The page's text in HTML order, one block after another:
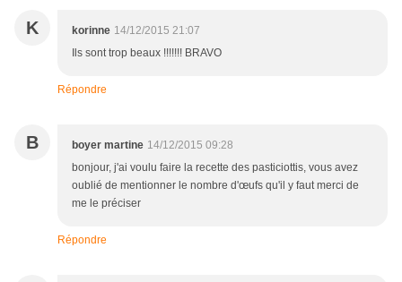
K korinne 14/12/2015 21:07
Ils sont trop beaux !!!!!!! BRAVO
Répondre
B boyer martine 14/12/2015 09:28
bonjour, j'ai voulu faire la recette des pasticiottis, vous avez
oublié de mentionner le nombre d'œufs qu'il y faut merci de
me le préciser
Répondre